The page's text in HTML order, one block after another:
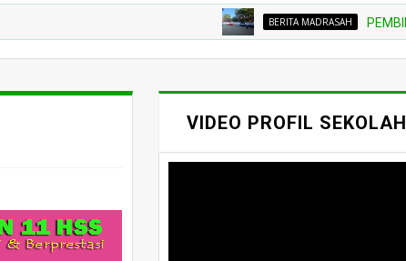
BERITA MADRASAH PEMBINA
VIDEO PROFIL SEKOLAH